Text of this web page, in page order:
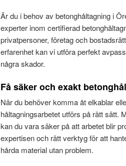
Är du i behov av betonghåltagning i
experter inom certifierad
privatpersoner, företag och
erfarenhet kan vi utföra perfekt
några skador.
Få säker och exakt
När du behöver komma åt elkablar
håltagningsarbetet utförs på rätt sätt.
kan du vara säker på att arbetet blir
expertisen och rätt verktyg för att
hårda material utan problem.